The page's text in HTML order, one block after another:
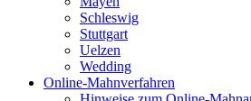
Schleswig
Stuttgart
Uelzen
Wedding
Online-Mahnverfahren